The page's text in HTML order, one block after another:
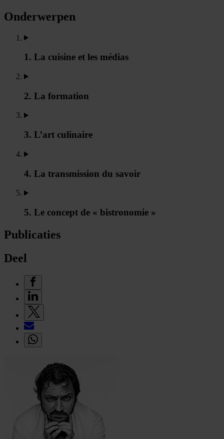
Onderwerpen
1. La cuisine et les médias
2. La formation
3. L’art culinaire
4. La transmission du savoir
5. Le concept de « bistronomie »
Publicaties
Deel